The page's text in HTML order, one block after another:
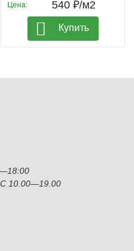
Цена: 540 ₽/м2
Купить
10.00—19.00